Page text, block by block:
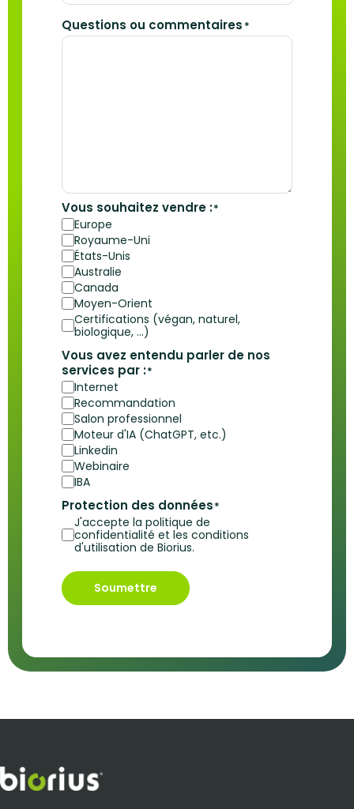
Questions ou commentaires *
Vous souhaitez vendre :*
Europe
Royaume-Uni
États-Unis
Australie
Canada
Moyen-Orient
Certifications (végan, naturel,
biologique, …)
Vous avez entendu parler de nos
services par :*
Internet
Recommandation
Salon professionnel
Moteur d'IA (ChatGPT, etc.)
Linkedin
Webinaire
IBA
Protection des données*
J'accepte la politique de
confidentialité et les conditions
d'utilisation de Biorius.
Soumettre